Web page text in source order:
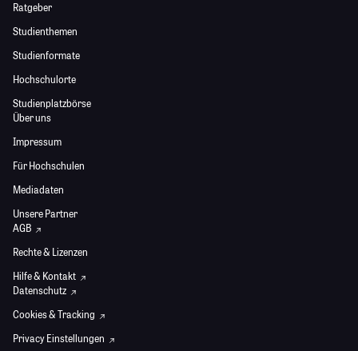
Ratgeber
Studienthemen
Studienformate
Hochschulorte
Studienplatzbörse
Über uns
Impressum
Für Hochschulen
Mediadaten
Unsere Partner
AGB
Rechte & Lizenzen
Hilfe & Kontakt
Datenschutz
Cookies & Tracking
Privacy Einstellungen